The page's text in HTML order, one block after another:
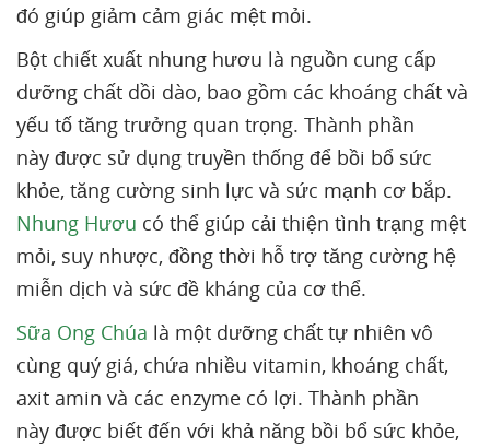
đó giúp giảm cảm giác mệt mỏi.
Bột chiết xuất nhung hươu là nguồn cung cấp
dưỡng chất dồi dào, bao gồm các khoáng chất và
yếu tố tăng trưởng quan trọng. Thành phần
này được sử dụng truyền thống để bồi bổ sức
khỏe, tăng cường sinh lực và sức mạnh cơ bắp.
Nhung Hươu có thể giúp cải thiện tình trạng mệt
mỏi, suy nhược, đồng thời hỗ trợ tăng cường hệ
miễn dịch và sức đề kháng của cơ thể.
Sữa Ong Chúa là một dưỡng chất tự nhiên vô
cùng quý giá, chứa nhiều vitamin, khoáng chất,
axit amin và các enzyme có lợi. Thành phần
này được biết đến với khả năng bồi bổ sức khỏe,